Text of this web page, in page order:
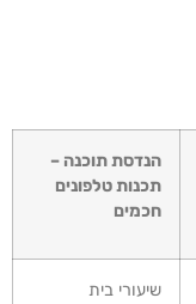
הנדסת תוכנה –
תכנות טלפונים
חכמים
שיעורי בית